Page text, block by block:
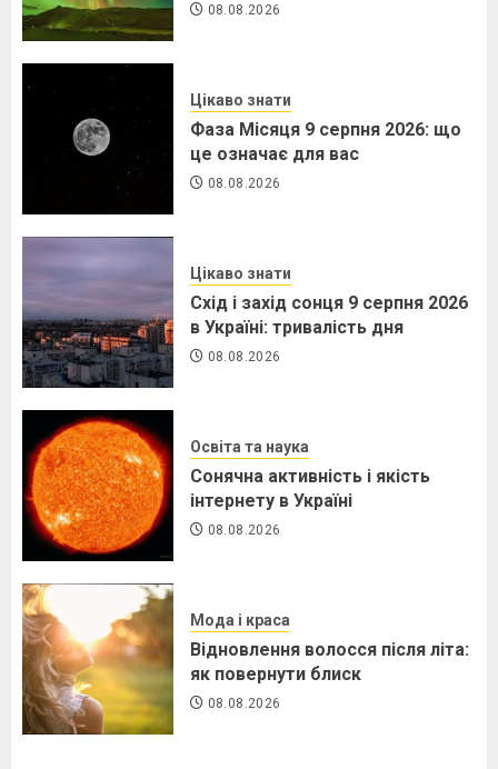
08.08.2026
Цікаво знати
Фаза Місяця 9 серпня 2026: що
це означає для вас
08.08.2026
Цікаво знати
Схід і захід сонця 9 серпня 2026
в Україні: тривалість дня
08.08.2026
Освіта та наука
Сонячна активність і якість
інтернету в Україні
08.08.2026
Мода і краса
Відновлення волосся після літа:
як повернути блиск
08.08.2026